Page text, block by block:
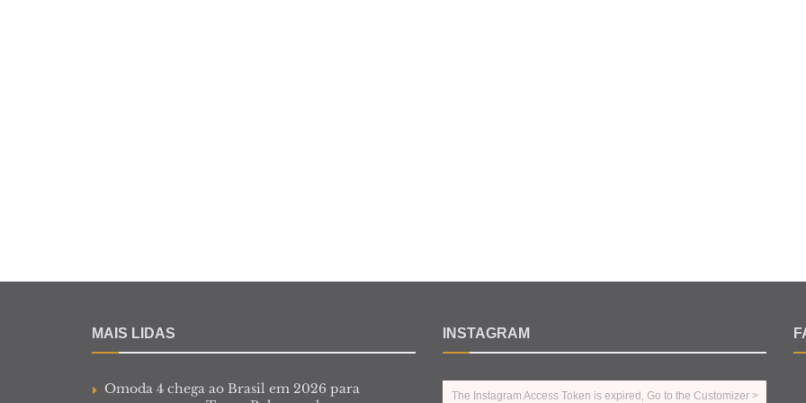
MAIS LIDAS
Omoda 4 chega ao Brasil em 2026 para
INSTAGRAM
The Instagram Access Token is expired, Go to the Customizer >